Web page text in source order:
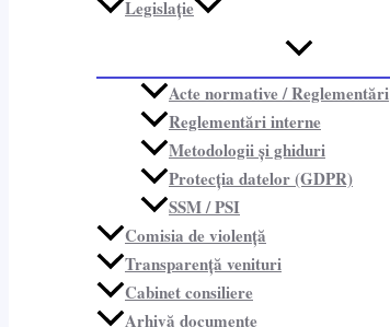
Legislație
Acte normative / Reglementări
Reglementări interne
Metodologii și ghiduri
Protecția datelor (GDPR)
SSM / PSI
Comisia de violență
Transparență venituri
Cabinet consiliere​
Arhivă documente